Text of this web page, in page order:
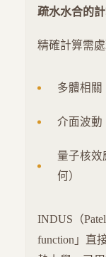
疏水水合的
精確計算需處
多體相關
介面波動
量子核效
何）
INDUS（
function」直